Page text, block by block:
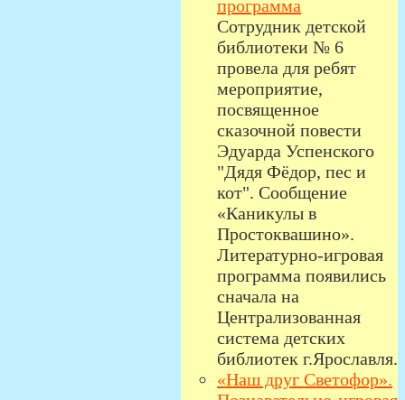
программа
Сотрудник детской
библиотеки № 6
провела для ребят
мероприятие,
посвященное
сказочной повести
Эдуарда Успенского
"Дядя Фёдор, пес и
кот". Сообщение
«Каникулы в
Простоквашино».
Литературно-игровая
программа появились
сначала на
Централизованная
система детских
библиотек г.Ярославля.
«Наш друг Светофор».